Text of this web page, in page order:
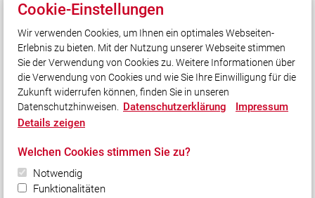
Quicklinks
LFV Bayern
Quicklink intern
Social Media
Bleiben Sie mit uns in Kontakt und vernetzen Sie sich
mit uns!
Cookie-Einstellungen
Wir verwenden Cookies, um Ihnen ein optimales Webseiten-
Erlebnis zu bieten. Mit der Nutzung unserer Webseite stimmen
Sie der Verwendung von Cookies zu. Weitere Informationen über
die Verwendung von Cookies und wie Sie Ihre Einwilligung für die
Zukunft widerrufen können, finden Sie in unseren
Datenschutzhinweisen. Datenschutzerklärung
Impressum
Details zeigen
Welchen Cookies stimmen Sie zu?
Notwendig
Funktionalitäten